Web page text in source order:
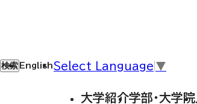
検索 English Select Language ▼
大学紹介学部・大学院